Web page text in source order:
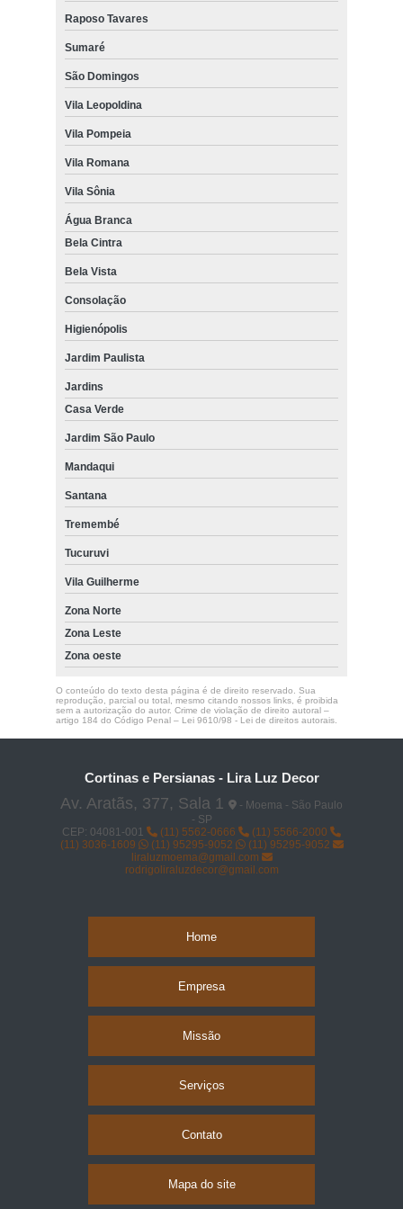
Raposo Tavares
Sumaré
São Domingos
Vila Leopoldina
Vila Pompeia
Vila Romana
Vila Sônia
Água Branca
Bela Cintra
Bela Vista
Consolação
Higienópolis
Jardim Paulista
Jardins
Casa Verde
Jardim São Paulo
Mandaqui
Santana
Tremembé
Tucuruvi
Vila Guilherme
Zona Norte
Zona Leste
Zona oeste
O conteúdo do texto desta página é de direito reservado. Sua
reprodução, parcial ou total, mesmo citando nossos links, é proibida
sem a autorização do autor. Crime de violação de direito autoral –
artigo 184 do Código Penal – Lei 9610/98 - Lei de direitos autorais.
Cortinas e Persianas - Lira Luz Decor
Av. Aratãs, 377, Sala 1
- Moema - São Paulo
- SP
CEP: 04081-001
(11) 5562-0666
(11) 5566-2000
(11) 3036-1609
(11) 95295-9052
(11) 95295-9052
liraluzmoema@gmail.com
rodrigoliraluzdecor@gmail.com
Home
Empresa
Missão
Serviços
Contato
Mapa do site